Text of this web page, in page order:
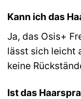
Kann ich das
Ja, das Osis+
lässt sich leicht
keine
Ist das